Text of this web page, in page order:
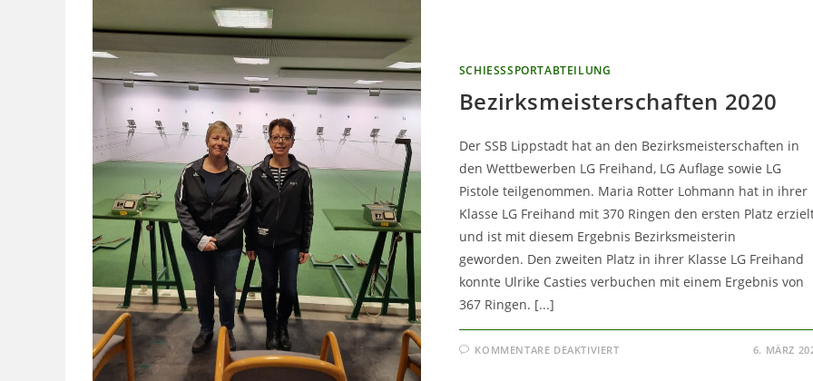
SCHIESSSPORTABTEILUNG
Bezirksmeisterschaften 2020
Der SSB Lippstadt hat an den Bezirksmeisterschaften in
den Wettbewerben LG Freihand, LG Auflage sowie LG
Pistole teilgenommen. Maria Rotter Lohmann hat in ihrer
Klasse LG Freihand mit 370 Ringen den ersten Platz
und ist mit diesem Ergebnis Bezirksmeisterin
geworden. Den zweiten Platz in ihrer Klasse LG Freihand
konnte Ulrike Casties verbuchen mit einem Ergebnis von
367 Ringen. [...]
KOMMENTARE DEAKTIVIERTFÜR 6. MÄRZ